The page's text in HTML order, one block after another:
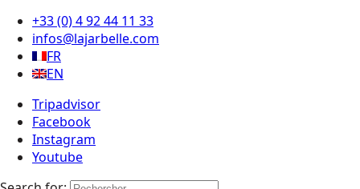
+33 (0) 4 92 44 11 33
infos@lajarbelle.com
FR
EN
Tripadvisor
Facebook
Instagram
Youtube